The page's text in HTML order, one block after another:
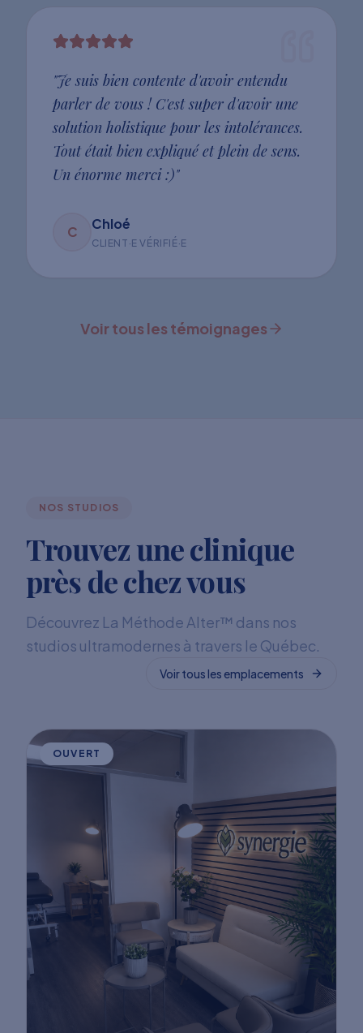
"Je suis bien contente d'avoir entendu
parler de vous ! C'est super d'avoir une
solution holistique pour les intolérances.
Tout était bien expliqué et plein de sens.
Un énorme merci :)"
C Chloé
CLIENT·E VÉRIFIÉ·E
Voir tous les témoignages
NOS STUDIOS
Trouvez une clinique
près de chez vous
Découvrez La Méthode Alter™ dans nos
studios ultramodernes à travers le Québec.
Voir tous les emplacements
OUVERT